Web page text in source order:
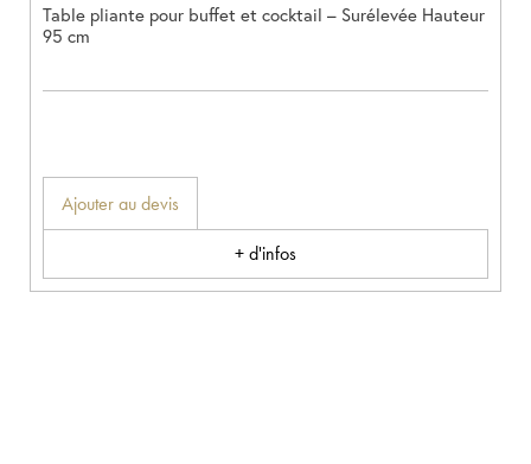
Table pliante pour buffet et cocktail – Surélevée Hauteur
95 cm
Ajouter au devis
+ d'infos